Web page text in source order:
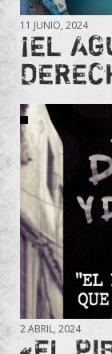
11 JUNIO, 2024
¡EL
2 ABRIL, 2024